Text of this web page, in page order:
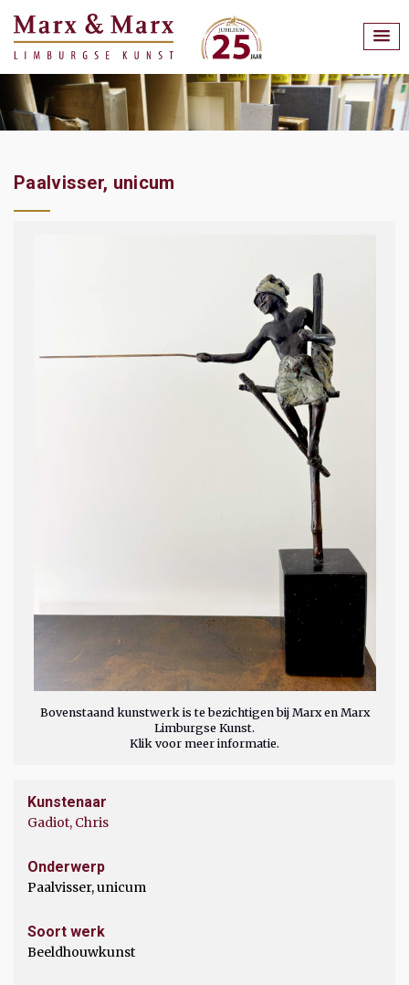
Paalvisser, unicum
Bovenstaand kunstwerk is te bezichtigen bij Marx en Marx
Limburgse Kunst.
Klik voor meer informatie.
Kunstenaar
Gadiot, Chris
Onderwerp
Paalvisser, unicum
Soort werk
Beeldhouwkunst